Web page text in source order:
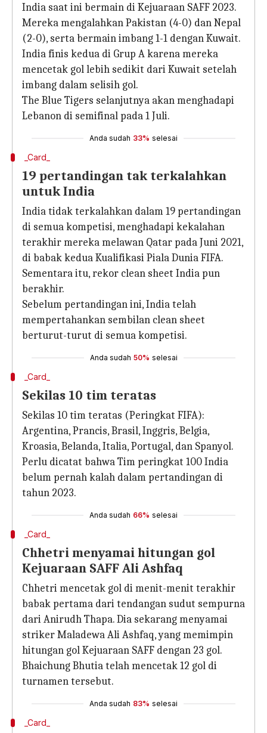
India saat ini bermain di Kejuaraan SAFF 2023.
Mereka mengalahkan Pakistan (4-0) dan Nepal
(2-0), serta bermain imbang 1-1 dengan Kuwait.
India finis kedua di Grup A karena mereka
mencetak gol lebih sedikit dari Kuwait setelah
imbang dalam selisih gol.
The Blue Tigers selanjutnya akan menghadapi
Lebanon di semifinal pada 1 Juli.
Anda sudah 33% selesai
_Card_
19 pertandingan tak terkalahkan
untuk India
India tidak terkalahkan dalam 19 pertandingan
di semua kompetisi, menghadapi kekalahan
terakhir mereka melawan Qatar pada Juni 2021,
di babak kedua Kualifikasi Piala Dunia FIFA.
Sementara itu, rekor clean sheet India pun
berakhir.
Sebelum pertandingan ini, India telah
mempertahankan sembilan clean sheet
berturut-turut di semua kompetisi.
Anda sudah 50% selesai
_Card_
Sekilas 10 tim teratas
Sekilas 10 tim teratas (Peringkat FIFA):
Argentina, Prancis, Brasil, Inggris, Belgia,
Kroasia, Belanda, Italia, Portugal, dan Spanyol.
Perlu dicatat bahwa Tim peringkat 100 India
belum pernah kalah dalam pertandingan di
tahun 2023.
Anda sudah 66% selesai
_Card_
Chhetri menyamai hitungan gol
Kejuaraan SAFF Ali Ashfaq
Chhetri mencetak gol di menit-menit terakhir
babak pertama dari tendangan sudut sempurna
dari Anirudh Thapa. Dia sekarang menyamai
striker Maladewa Ali Ashfaq, yang memimpin
hitungan gol Kejuaraan SAFF dengan 23 gol.
Bhaichung Bhutia telah mencetak 12 gol di
turnamen tersebut.
Anda sudah 83% selesai
_Card_